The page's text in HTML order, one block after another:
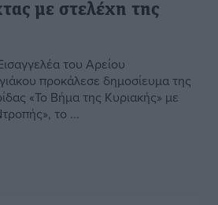
με στελέχη της
του Αρείου
προκάλεσε δημοσίευμα της
«Το Βήμα της Κυριακής» με
το ...